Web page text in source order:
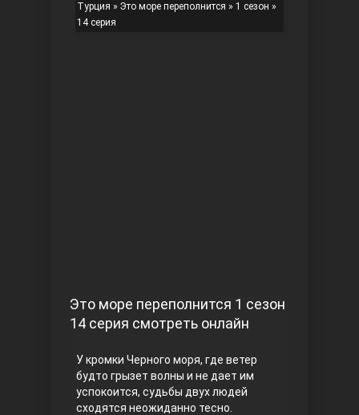
Правосyдие
Турция » Это море переполнится » 1 сезон »
14 серия
Это море переполнится 1 сезон
14 серия смотреть онлайн
У кромки Черного моря, где ветер
будто грызет волны и не дает им
успокоится, судьбы двух людей
сходятся неожиданно тесно.